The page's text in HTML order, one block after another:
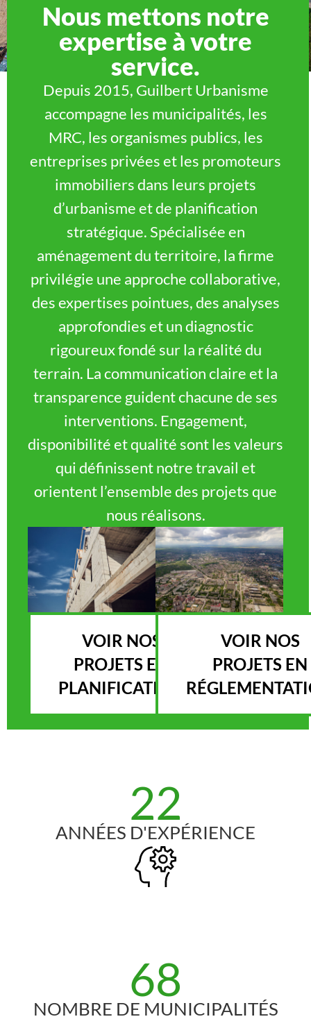
Nous mettons notre
expertise à votre
service.
Depuis 2015, Guilbert Urbanisme
accompagne les municipalités, les
MRC, les organismes publics, les
entreprises privées et les promoteurs
immobiliers dans leurs projets
d’urbanisme et de planification
stratégique. Spécialisée en
aménagement du territoire, la firme
privilégie une approche collaborative,
des expertises pointues, des analyses
approfondies et un diagnostic
rigoureux fondé sur la réalité du
terrain. La communication claire et la
transparence guident chacune de ses
interventions. Engagement,
disponibilité et qualité sont les valeurs
qui définissent notre travail et
orientent l’ensemble des projets que
nous réalisons.
VOIR NOS
PROJETS EN
PLANIFICATION
VOIR NOS
PROJETS EN
22
ANNÉES D'EXPÉRIENCE
68
NOMBRE DE MUNICIPALITÉS